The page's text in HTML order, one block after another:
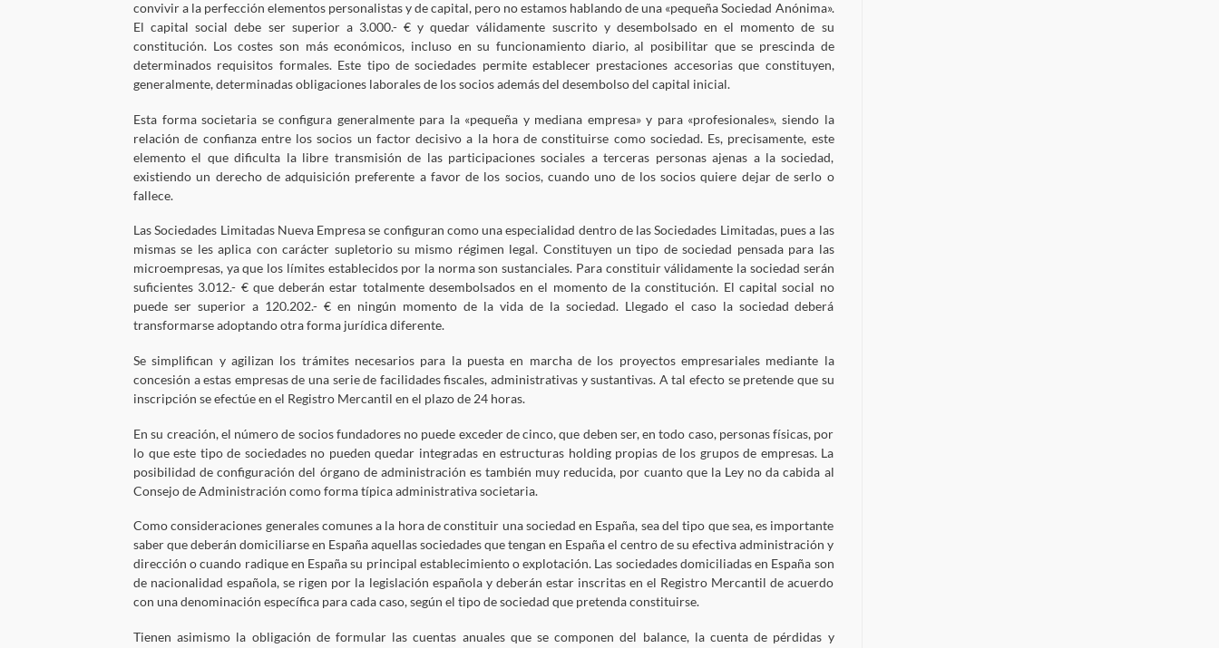
convivir a la perfección elementos personalistas y de capital, pero no estamos hablando de una «pequeña Sociedad Anónima».
El capital social debe ser superior a 3.000.- € y quedar válidamente suscrito y desembolsado en el momento de su
constitución. Los costes son más económicos, incluso en su funcionamiento diario, al posibilitar que se prescinda de
determinados requisitos formales. Este tipo de sociedades permite establecer prestaciones accesorias que constituyen,
generalmente, determinadas obligaciones laborales de los socios además del desembolso del capital inicial.
Esta forma societaria se configura generalmente para la «pequeña y mediana empresa» y para «profesionales», siendo la
relación de confianza entre los socios un factor decisivo a la hora de constituirse como sociedad. Es, precisamente, este
elemento el que dificulta la libre transmisión de las participaciones sociales a terceras personas ajenas a la sociedad,
existiendo un derecho de adquisición preferente a favor de los socios, cuando uno de los socios quiere dejar de serlo o
fallece.
Las Sociedades Limitadas Nueva Empresa se configuran como una especialidad dentro de las Sociedades Limitadas, pues a las
mismas se les aplica con carácter supletorio su mismo régimen legal. Constituyen un tipo de sociedad pensada para las
microempresas, ya que los límites establecidos por la norma son sustanciales. Para constituir válidamente la sociedad serán
suficientes 3.012.- € que deberán estar totalmente desembolsados en el momento de la constitución. El capital social no
puede ser superior a 120.202.- € en ningún momento de la vida de la sociedad. Llegado el caso la sociedad deberá
transformarse adoptando otra forma jurídica diferente.
Se simplifican y agilizan los trámites necesarios para la puesta en marcha de los proyectos empresariales mediante la
concesión a estas empresas de una serie de facilidades fiscales, administrativas y sustantivas. A tal efecto se pretende que su
inscripción se efectúe en el Registro Mercantil en el plazo de 24 horas.
En su creación, el número de socios fundadores no puede exceder de cinco, que deben ser, en todo caso, personas físicas, por
lo que este tipo de sociedades no pueden quedar integradas en estructuras holding propias de los grupos de empresas. La
posibilidad de configuración del órgano de administración es también muy reducida, por cuanto que la Ley no da cabida al
Consejo de Administración como forma típica administrativa societaria.
Como consideraciones generales comunes a la hora de constituir una sociedad en España, sea del tipo que sea, es importante
saber que deberán domiciliarse en España aquellas sociedades que tengan en España el centro de su efectiva administración y
dirección o cuando radique en España su principal establecimiento o explotación. Las sociedades domiciliadas en España son
de nacionalidad española, se rigen por la legislación española y deberán estar inscritas en el Registro Mercantil de acuerdo
con una denominación específica para cada caso, según el tipo de sociedad que pretenda constituirse.
Tienen asimismo la obligación de formular las cuentas anuales que se componen del balance, la cuenta de pérdidas y